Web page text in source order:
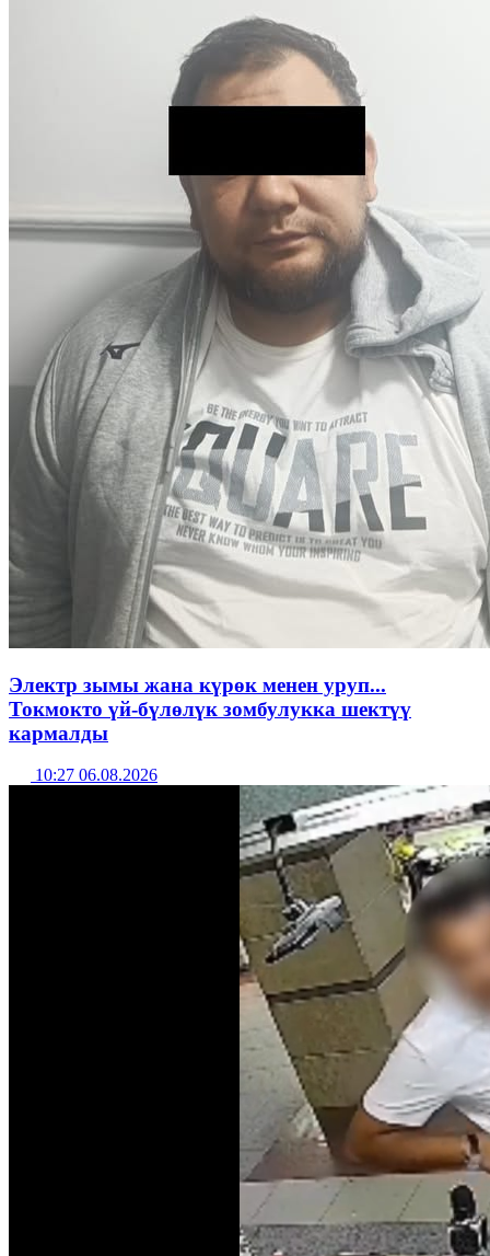
Электр зымы жана күрөк менен уруп...
Токмокто үй-бүлөлүк зомбулукка шектүү
кармалды
10:27 06.08.2026